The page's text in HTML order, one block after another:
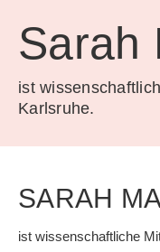
Sarah
ist
Karlsruhe.
SARAH
ist wissenschaftliche